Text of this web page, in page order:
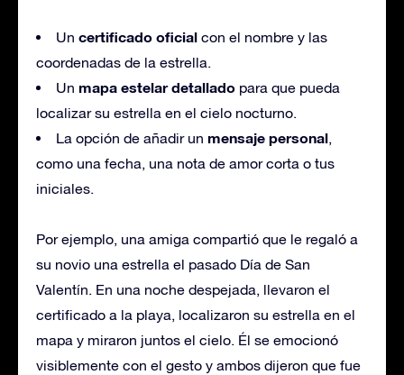
Un certificado oficial con el nombre y las
coordenadas de la estrella.
Un mapa estelar detallado para que pueda
localizar su estrella en el cielo nocturno.
La opción de añadir un mensaje personal,
como una fecha, una nota de amor corta o tus
iniciales.
Por ejemplo, una amiga compartió que le regaló a
su novio una estrella el pasado Día de San
Valentín. En una noche despejada, llevaron el
certificado a la playa, localizaron su estrella en el
mapa y miraron juntos el cielo. Él se emocionó
visiblemente con el gesto y ambos dijeron que fue